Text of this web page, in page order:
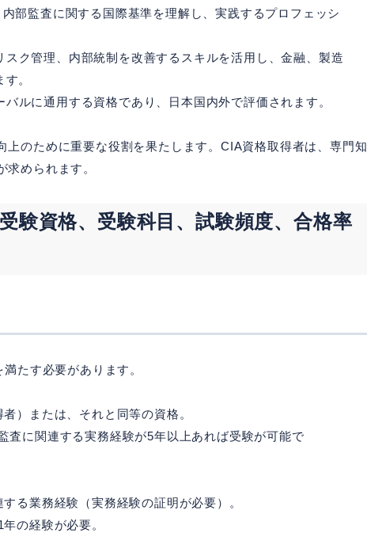
部監査に関する国際基準を理解し、実践するプロフェッシ
スク管理、内部統制を改善するスキルを活用し、金融、製造
。
バルに通用する資格であり、日本国内外で評価されます。
上のために重要な役割を果たします。CIA資格取得者は、専門知
められます。
験資格、受験科目、試験頻度、合格率
たす必要があります。
）または、それと同等の資格。
査に関連する実務経験が5年以上あれば受験が可能で
る業務経験（実務経験の証明が必要）。
の経験が必要。